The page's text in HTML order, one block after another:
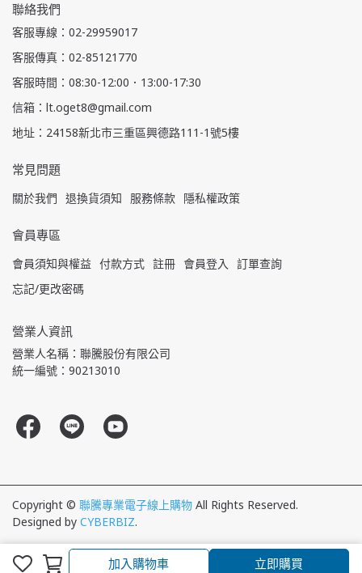
加入購物車 立即購買
聯絡我們
客服專線：02-29959017
客服傳真：02-85121770
客服時間：08:30-12:00．13:00-17:30
信箱：lt.oget8@gmail.com
地址：24158新北市三重區興德路111-1號5樓
常見問題
關於我們 退換貨須知 服務條款 隱私權政策
會員專區
會員須知與權益 付款方式 註冊 會員登入
訂單查詢
忘記/更改密碼
營業人資訊
營業人名稱：聯騰股份有限公司
統一編號：90213010
Copyright © 聯騰專業電子線上購物 All Rights Reserved.
Designed by CYBERBIZ.